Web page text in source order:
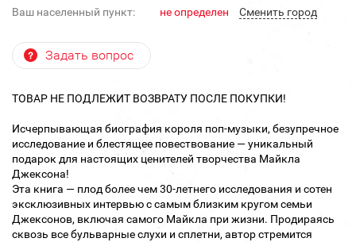
Ваш населенный пункт: не определен Cменить город
Задать вопрос
ТОВАР НЕ ПОДЛЕЖИТ ВОЗВРАТУ ПОСЛЕ ПОКУПКИ!
Исчерпывающая биография короля поп-музыки, безупречное
исследование и блестящее повествование — уникальный
подарок для настоящих ценителей творчества Майкла
Джексона!
Эта книга — плод более чем 30-летнего исследования и сотен
эксклюзивных интервью с самым близким кругом семьи
Джексонов, включая самого Майкла при жизни. Продираясь
сквозь все бульварные слухи и сплетни, автор стремится